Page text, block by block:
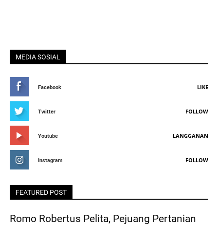
MEDIA SOSIAL
Facebook LIKE
Twitter FOLLOW
Youtube LANGGANAN
Instagram FOLLOW
FEATURED POST
Romo Robertus Pelita, Pejuang Pertanian